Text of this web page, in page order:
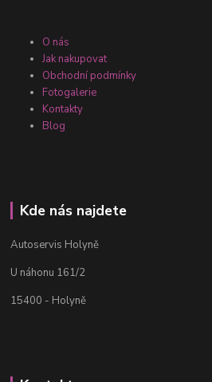
O nás
Jak nakupovat
Obchodní podmínky
Fotogalerie
Kontakty
Blog
Kde nás najdete
Autoservis Holyně
U náhonu 161/2
15400 - Holyně